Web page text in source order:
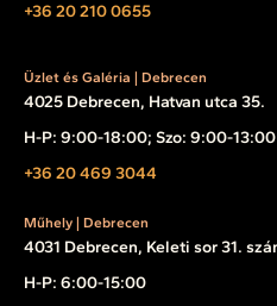
+36 20 210 0655
Üzlet és Galéria | Debrecen
4025 Debrecen, Hatvan utca 35.
H-P: 9:00-18:00; Szo: 9:00-13:00
+36 20 469 3044
Műhely | Debrecen
4031 Debrecen, Keleti sor 31.
H-P: 6:00-15:00